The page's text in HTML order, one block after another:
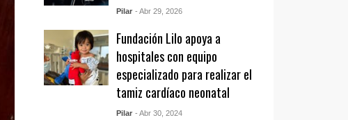
Pilar - Abr 29, 2026
Fundación Lilo apoya a
hospitales con equipo
especializado para realizar el
tamiz cardíaco neonatal
Pilar - Abr 30, 2024